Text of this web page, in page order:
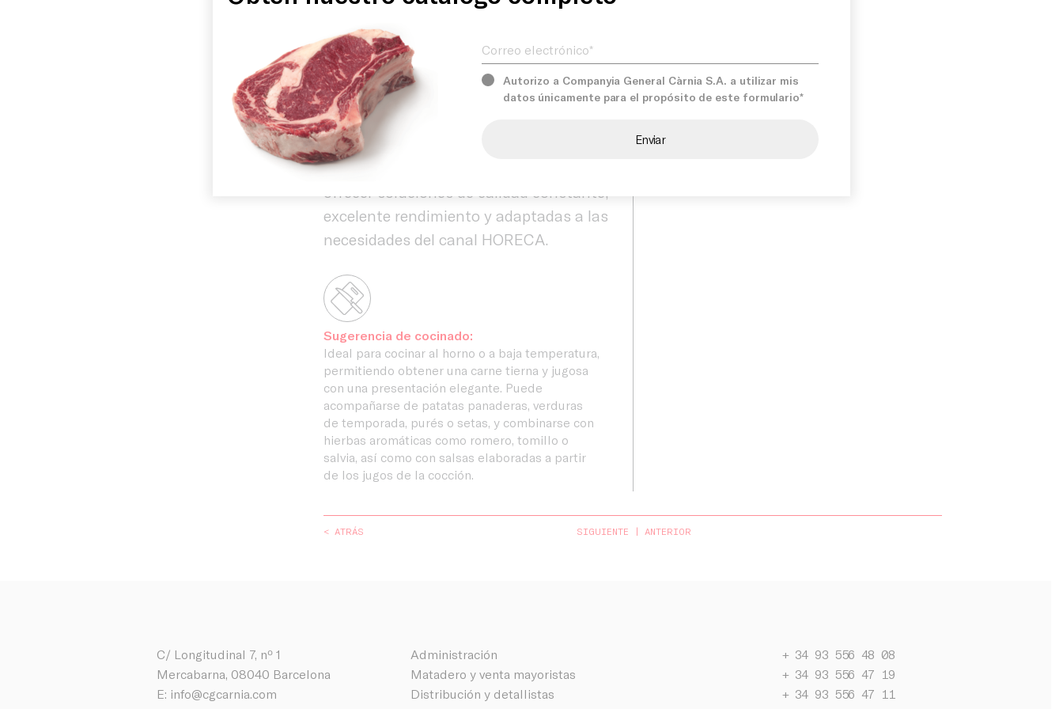
Historia
Servicios
Instalaciones
Compromiso
hoteles, caterings y establecimientos del
canal HORECA que buscan optimizar
tiempos de preparación sin renunciar a la
calidad del producto.
En Càrnia seleccionamos
cuidadosamente nuestros productos para
ofrecer soluciones de calidad constante,
excelente rendimiento y adaptadas a las
necesidades del canal HORECA.
Sugerencia de cocinado:
Ideal para cocinar al horno o a baja temperatura,
permitiendo obtener una carne tierna y jugosa
con una presentación elegante. Puede
acompañarse de patatas panaderas, verduras
de temporada, purés o setas, y combinarse con
hierbas aromáticas como romero, tomillo o
salvia, así como con salsas elaboradas a partir
de los jugos de la cocción.
< ATRÁS SIGUIENTE ANTERIOR
C/ Longitudinal 7, nº 1
Mercabarna, 08040 Barcelona
E: info@cgcarnia.com
Administración
+ 34 93 556 48 08
Matadero y venta mayoristas
+ 34 93 556 47 19
Distribución y detallistas
+ 34 93 556 47 11
Autorizo a Companyia General Càrnia S.A. a utilizar mis
datos únicamente para el propósito de este formulario*